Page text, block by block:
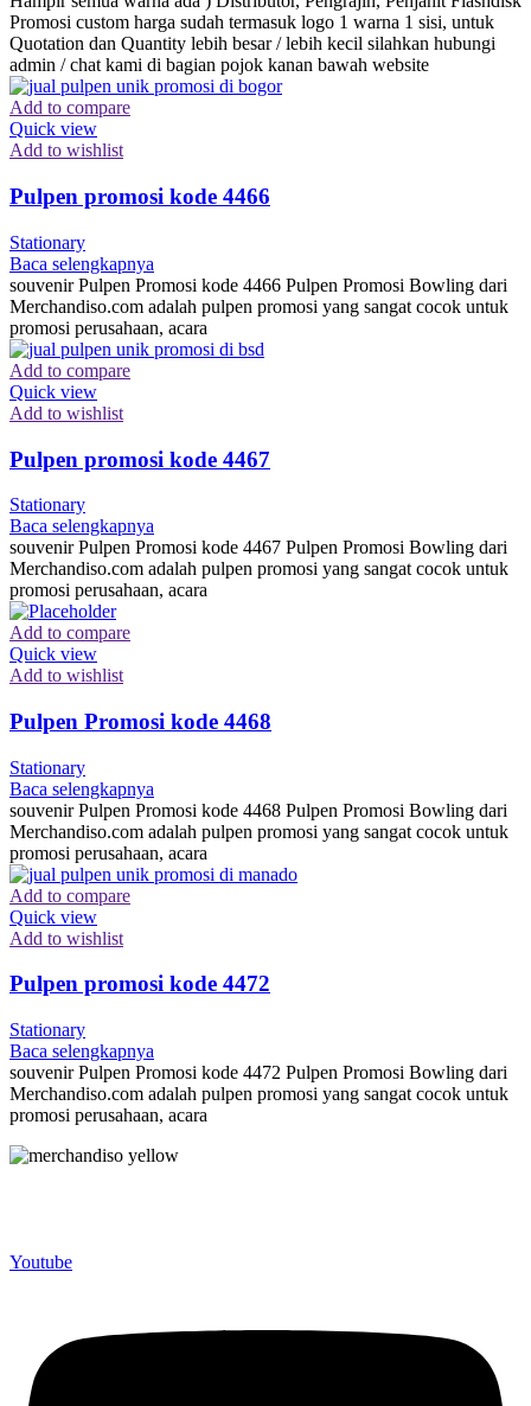
Promosi custom harga sudah termasuk logo 1 warna 1 sisi, untuk
Quotation dan Quantity lebih besar / lebih kecil silahkan hubungi
admin / chat kami di bagian pojok kanan bawah website
Add to compare
Quick view
Add to wishlist
Pulpen promosi kode 4466
Stationary
Baca selengkapnya
souvenir Pulpen Promosi kode 4466 Pulpen Promosi Bowling dari
Merchandiso.com adalah pulpen promosi yang sangat cocok untuk
promosi perusahaan, acara
Add to compare
Quick view
Add to wishlist
Pulpen promosi kode 4467
Stationary
Baca selengkapnya
souvenir Pulpen Promosi kode 4467 Pulpen Promosi Bowling dari
Merchandiso.com adalah pulpen promosi yang sangat cocok untuk
promosi perusahaan, acara
Add to compare
Quick view
Add to wishlist
Pulpen Promosi kode 4468
Stationary
Baca selengkapnya
souvenir Pulpen Promosi kode 4468 Pulpen Promosi Bowling dari
Merchandiso.com adalah pulpen promosi yang sangat cocok untuk
promosi perusahaan, acara
Add to compare
Quick view
Add to wishlist
Pulpen promosi kode 4472
Stationary
Baca selengkapnya
souvenir Pulpen Promosi kode 4472 Pulpen Promosi Bowling dari
Merchandiso.com adalah pulpen promosi yang sangat cocok untuk
promosi perusahaan, acara
Youtube